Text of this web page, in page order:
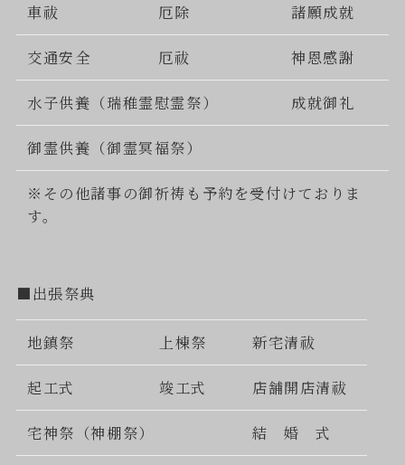
車祓 厄除 諸願成就
交通安全 厄祓 神恩感謝
水子供養（瑞稚霊慰霊祭） 成就御礼
御霊供養（御霊冥福祭）
※その他諸事の御祈祷も予約を受付けておりま
す。
■出張祭典
地鎮祭 上棟祭 新宅清祓
起工式 竣工式 店舗開店清祓
宅神祭（神棚祭） 結 婚 式